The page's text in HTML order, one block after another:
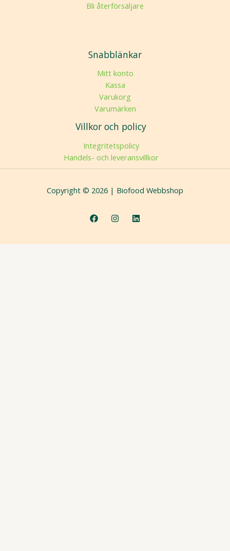
Bli återförsäljare
Snabblänkar
Mitt konto
Kassa
Varukorg
Varumärken
Villkor och policy
Integritetspolicy
Handels- och leveransvillkor
Copyright © 2026 | Biofood Webbshop